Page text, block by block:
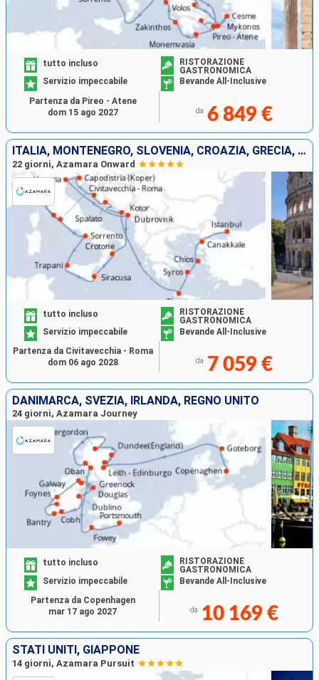
tutto incluso
RISTORAZIONE
GASTRONOMICA
Servizio impeccabile
Bevande All-Inclusive
da 6 849 €
Partenza da Pireo - Atene
dom 15 ago 2027
ITALIA, MONTENEGRO, SLOVENIA, CROAZIA, GRECIA, TURCHIA
22 giorni, Azamara Onward
tutto incluso
RISTORAZIONE
GASTRONOMICA
Servizio impeccabile
Bevande All-Inclusive
da 7 059 €
Partenza da Civitavecchia - Roma
dom 06 ago 2028
DANIMARCA, SVEZIA, IRLANDA, REGNO UNITO
24 giorni, Azamara Journey
tutto incluso
RISTORAZIONE
GASTRONOMICA
Servizio impeccabile
Bevande All-Inclusive
da 10 169 €
Partenza da Copenhagen
mar 17 ago 2027
STATI UNITI, GIAPPONE
14 giorni, Azamara Pursuit